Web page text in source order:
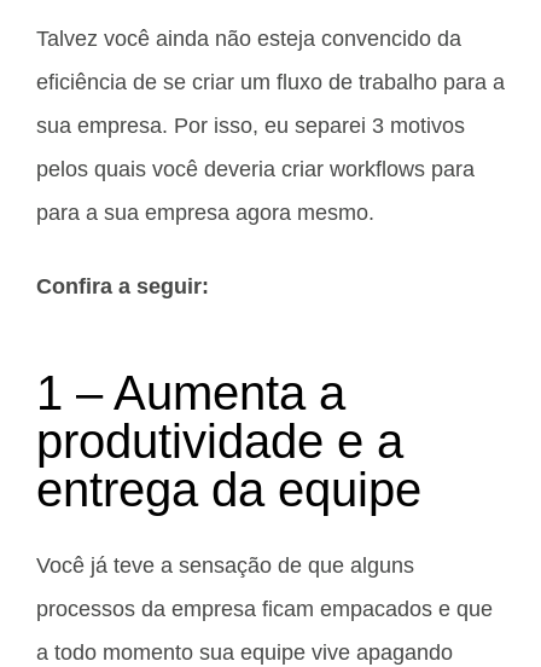
Talvez você ainda não esteja convencido da
eficiência de se criar um fluxo de trabalho para a
sua empresa. Por isso, eu separei 3 motivos
pelos quais você deveria criar workflows para
para a sua empresa agora mesmo.
Confira a seguir:
1 – Aumenta a
produtividade e a
entrega da equipe
Você já teve a sensação de que alguns
processos da empresa ficam empacados e que
a todo momento sua equipe vive apagando